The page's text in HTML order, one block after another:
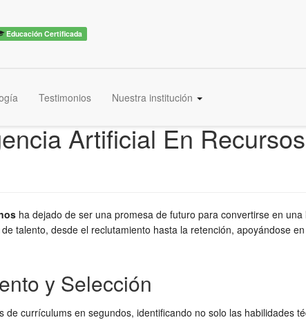
Educación Certificada
Testimonios Nuestra institución
Artificial En
ha dejado de ser una promesa de futuro para convertirse en
talento, desde el reclutamiento hasta la retención, apoyándose
y Selección
currículums en segundos, identificando no solo las habilidades